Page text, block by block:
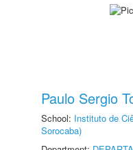
Paulo Sergio
School: Instituto de
Sorocaba)